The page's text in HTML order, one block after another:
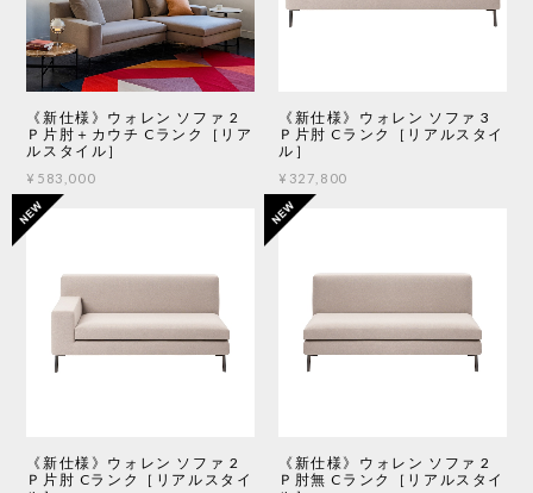
《新仕様》ウォレン ソファ 2
Ｐ片肘＋カウチ Cランク［リア
ルスタイル］
¥583,000
《新仕様》ウォレン ソファ 3
Ｐ片肘 Cランク［リアルスタイ
ル］
¥327,800
《新仕様》ウォレン ソファ 2
Ｐ片肘 Cランク［リアルスタイ
《新仕様》ウォレン ソファ 2
Ｐ肘無 Cランク［リアルスタイ